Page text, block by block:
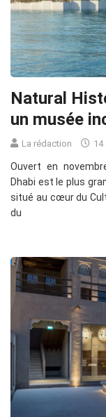
Natural
un musée
La rédaction 14
Ouvert en
Dhabi est le plus
situé au cœur du
du